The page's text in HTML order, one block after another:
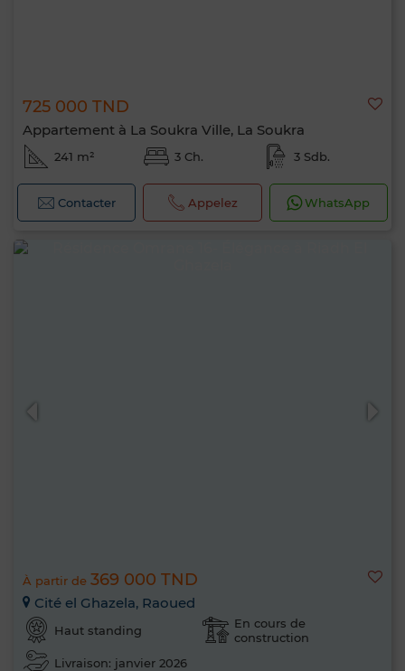
725 000 TND
Appartement à La Soukra Ville, La Soukra
241 m² 3 Ch. 3 Sdb.
Contacter Appelez WhatsApp
À partir de 369 000 TND
Cité el Ghazela, Raoued
Haut standing
En cours de
construction
Livraison: janvier 2026